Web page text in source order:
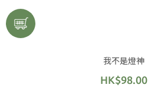
我不是燈神
HK$98.00